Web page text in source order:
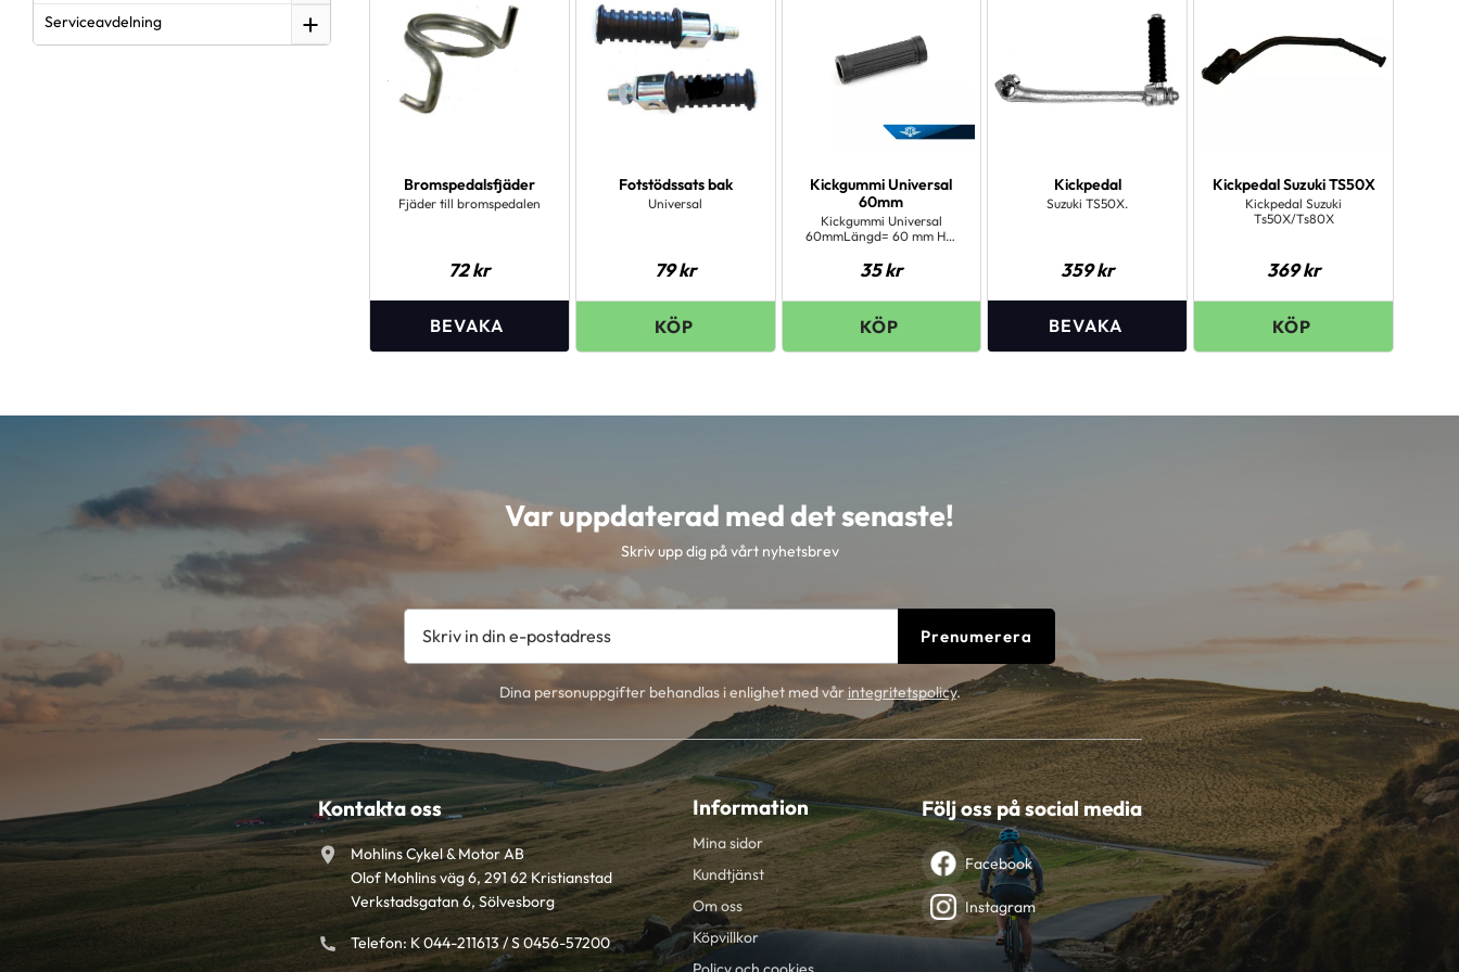
Bromspedalsfjäder
Fjäder till bromspedalen
72kr
Fotstödssats bak
Universal
79kr
Kickgummi Universal
60mm
Kickgummi Universal
60mmLängd= 60 mm Hål
35kr
Kickpedal
Suzuki TS50X.
359kr
Kickpedal Suzuki TS50X
Kickpedal Suzuki
Ts50X/Ts80X
369kr
Serviceavdelning
Var uppdaterad med det senaste!
Skriv upp dig på vårt nyhetsbrev
Prenumerera
Dina personuppgifter behandlas i enlighet med vårintegritetspolicy.
Kontakta oss
Mohlins Cykel & Motor AB
Olof Mohlins väg 6, 291 62 Kristianstad
Verkstadsgatan 6, Sölvesborg
Telefon: K 044-211613 / S 0456-57200
Information
Mina sidor
Kundtjänst
Om oss
Köpvillkor
Följ oss på social media
Facebook
Instagram